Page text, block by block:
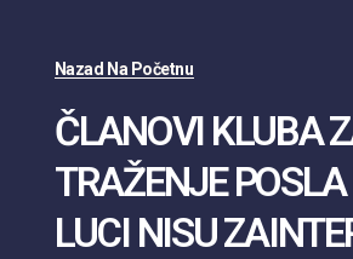
Nazad Na Početnu
ČLANOVI KLUBA
TRAŽENJE
LUCI NISU